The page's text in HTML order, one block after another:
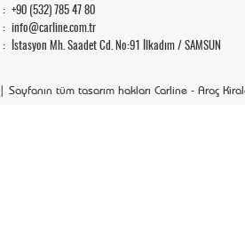
: +90 (532) 785 47 80
: info@carline.com.tr
: İstasyon Mh. Saadet Cd. No:91 İlkadım / SAMSUN
| Sayfanın tüm tasarım hakları Carline - Araç